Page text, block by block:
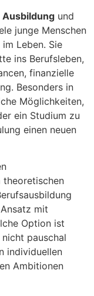
und
junge Menschen
Leben. Sie
ins Berufsleben,
finanzielle
Besonders in
Möglichkeiten,
ein Studium zu
einen neuen
theoretischen
mit
Option ist
pauschal
individuellen
Ambitionen